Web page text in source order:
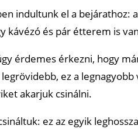
indultunk el a bejárathoz:
kávézó és pár étterem is
érdemes érkezni, hogy
legrövidebb, ez a
akarjuk csinálni.
ez az egyik